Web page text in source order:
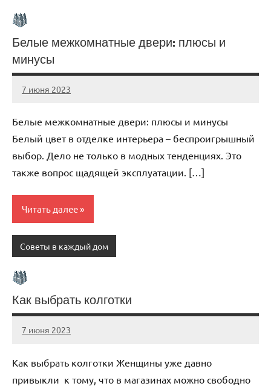
Белые межкомнатные двери: плюсы и
минусы
7 июня 2023
scuralets_ru
Нет
Белые межкомнатные двери: плюсы и минусы
Белый цвет в отделке интерьера – беспроигрышный
выбор. Дело не только в модных тенденциях. Это
также вопрос щадящей эксплуатации. […]
Читать далее
Советы в каждый дом
Как выбрать колготки
7 июня 2023
scuralets_ru
Нет
Как выбрать колготки Женщины уже давно
привыкли к тому, что в магазинах можно свободно